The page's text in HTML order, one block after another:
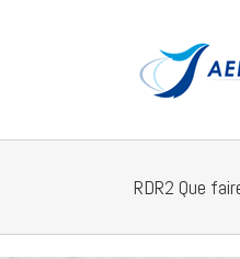
RDR2 Que